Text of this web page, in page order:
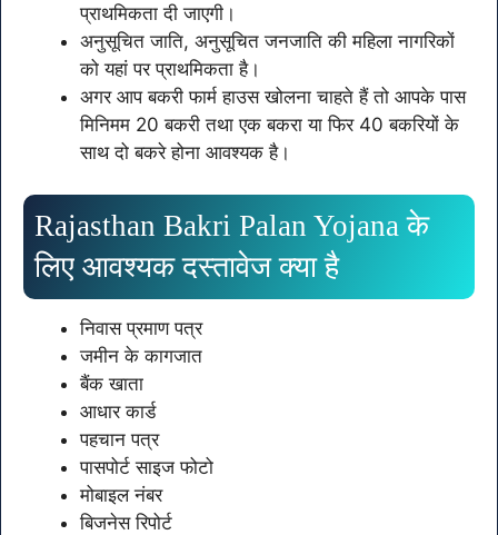
प्राथमिकता दी जाएगी।
अनुसूचित जाति, अनुसूचित जनजाति की महिला नागरिकों
को यहां पर प्राथमिकता है।
अगर आप बकरी फार्म हाउस खोलना चाहते हैं तो आपके पास
मिनिमम 20 बकरी तथा एक बकरा या फिर 40 बकरियों के
साथ दो बकरे होना आवश्यक है।
Rajasthan Bakri Palan Yojana के
लिए आवश्यक दस्तावेज क्या है
निवास प्रमाण पत्र
जमीन के कागजात
बैंक खाता
आधार कार्ड
पहचान पत्र
पासपोर्ट साइज फोटो
मोबाइल नंबर
बिजनेस रिपोर्ट